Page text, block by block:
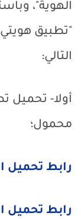
الهوية"،
"تطبيق هويتي
التالي:
أولا- تحميل
محمول؛
رابط تحميل
رابط تحميل